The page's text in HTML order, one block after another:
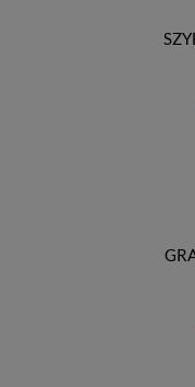
poleceniami.
Polski/UE/
Okres
otrzymania ich
(poprawiania)
danych (jeżeli
abyśmy
abyśmy je
ograniczyli
uzgodnionych z